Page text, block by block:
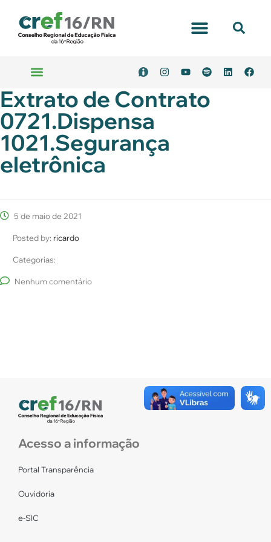
Extrato de Contrato
0721.Dispensa
1021.Segurança
eletrônica
5 de maio de 2021
Posted by: ricardo
Categorias:
Nenhum comentário
Acesso a informação
Portal Transparência
Ouvidoria
e-SIC